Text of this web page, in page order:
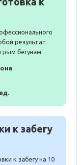
результат.
бегунам
к забегу
к забегу на 10